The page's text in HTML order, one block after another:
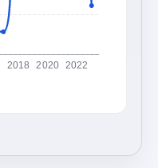
2018 2020 2022